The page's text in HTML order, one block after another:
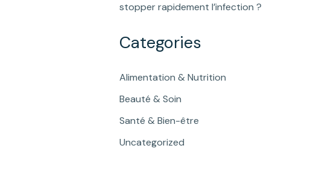
stopper rapidement l’infection ?
Categories
Alimentation & Nutrition
Beauté & Soin
Santé & Bien-être
Uncategorized